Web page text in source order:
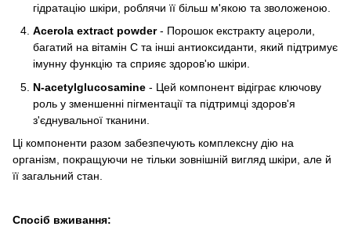
гідратацію шкіри, роблячи її більш м'якою та зволоженою.
Acerola extract powder- Порошок екстракту ацероли,
багатий на вітамін C та інші антиоксиданти, який підтримує
імунну функцію та сприяє здоров'ю шкіри.
N-acetylglucosamine - Цей компонент відіграє ключову
роль у зменшенні пігментації та підтримці здоров'я
з'єднувальної тканини.
Ці компоненти разом забезпечують комплексну дію на
організм, покращуючи не тільки зовнішній вигляд шкіри, але й
її загальний стан.
Спосіб вживання: